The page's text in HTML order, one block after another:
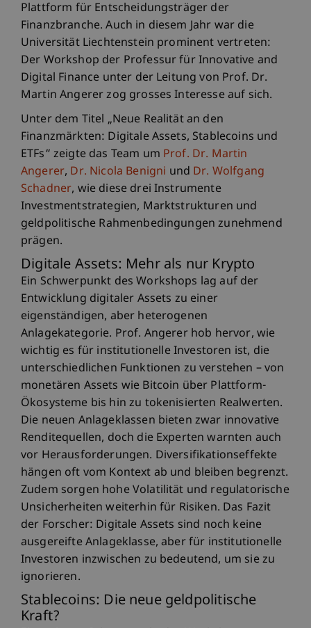
Plattform für Entscheidungsträger der
Finanzbranche. Auch in diesem Jahr war die
Universität Liechtenstein prominent vertreten:
Der Workshop der Professur für Innovative and
Digital Finance unter der Leitung von Prof. Dr.
Martin Angerer zog grosses Interesse auf sich.
Unter dem Titel „Neue Realität an den
Finanzmärkten: Digitale Assets, Stablecoins und
ETFs“ zeigte das Team um Prof. Dr. Martin
Angerer, Dr. Nicola Benigni und Dr. Wolfgang
Schadner, wie diese drei Instrumente
Investmentstrategien, Marktstrukturen und
geldpolitische Rahmenbedingungen zunehmend
prägen.
Digitale Assets: Mehr als nur Krypto
Ein Schwerpunkt des Workshops lag auf der
Entwicklung digitaler Assets zu einer
eigenständigen, aber heterogenen
Anlagekategorie. Prof. Angerer hob hervor, wie
wichtig es für institutionelle Investoren ist, die
unterschiedlichen Funktionen zu verstehen – von
monetären Assets wie Bitcoin über Plattform-
Ökosysteme bis hin zu tokenisierten Realwerten.
Die neuen Anlageklassen bieten zwar innovative
Renditequellen, doch die Experten warnten auch
vor Herausforderungen. Diversifikationseffekte
hängen oft vom Kontext ab und bleiben begrenzt.
Zudem sorgen hohe Volatilität und regulatorische
Unsicherheiten weiterhin für Risiken. Das Fazit
der Forscher: Digitale Assets sind noch keine
ausgereifte Anlageklasse, aber für institutionelle
Investoren inzwischen zu bedeutend, um sie zu
ignorieren.
Stablecoins: Die neue geldpolitische
Kraft?